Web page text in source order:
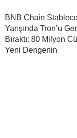
BNB Chain
Yarışında Tron’u
Bıraktı: 80 Milyon
Yeni Dengenin